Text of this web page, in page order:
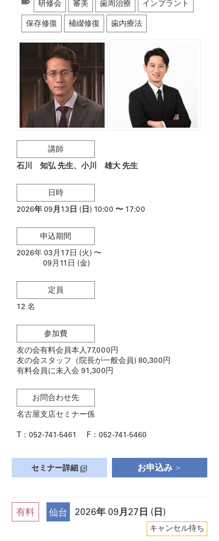
研修会 審美 歯周治療 インプラント
保存修復 補綴修復 歯内療法
講師
石川 知弘 先生 小川 雄大 先生
日時
2026年 09月13日 (日) 10:00 〜 17:00
申込期間
2026年 03月17日 (火) 〜
09月11日 (金)
定員
12 名
参加費
友の会有料会員本人77,000円
友の会スタッフ（院長が一般会員) 80,300円
有料会員に未入会 91,300円
お問合わせ先
名古屋支店セミナー係
T： 052-741-5461 F： 052-741-5460
セミナー詳細 お申込み
有料 仙台 2026年 09月27日 (日)
キャンセル待ち